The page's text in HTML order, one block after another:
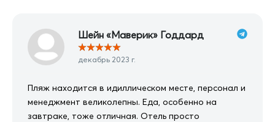
Шейн «Маверик» Годдард
★★★★★
декабрь 2023 г.
Пляж находится в идиллическом месте, персонал и
менеджмент великолепны. Еда, особенно на
завтраке, тоже отличная. Отель просто